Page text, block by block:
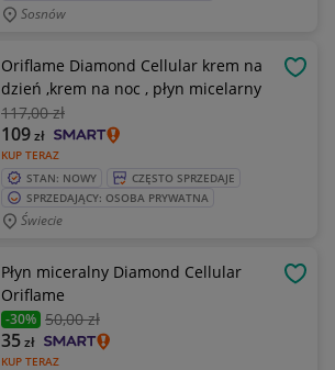
Sosnów
Oriflame Diamond Cellular krem na
dzień ,krem na noc , płyn micelarny
117,00 zł
KUP TERAZ
109zł
STAN: NOWY
CZĘSTO SPRZEDAJE
SPRZEDAJĄCY: OSOBA PRYWATNA
Świecie
Płyn miceralny Diamond Cellular
Oriflame
-30% 50,00 zł
KUP TERAZ
35zł